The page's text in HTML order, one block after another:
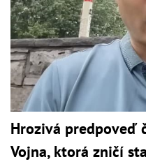
Hrozivá predpoveď
Vojna, ktorá zničí